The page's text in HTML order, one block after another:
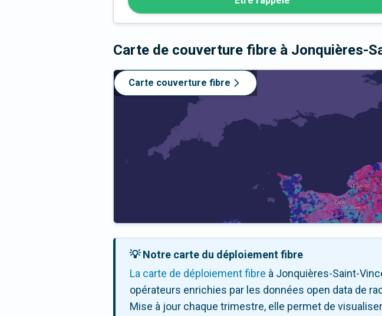
Carte de couverture fibre à Jonquières-
Carte couverture fibre
💡 Notre carte du déploiement fibre
La carte de déploiement fibre à Jonquières-Saint-
opérateurs enrichies par les données open data de
Mise à jour chaque trimestre, elle permet de